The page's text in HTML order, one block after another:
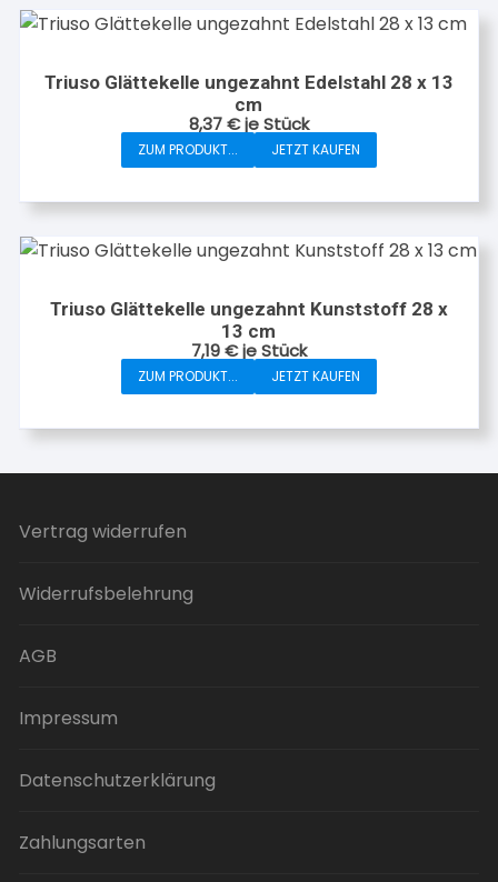
mehrere
Die
Optionen
können
auf
der
gewählt
Triuso Glättekelle ungezahnt Edelstahl 28 x 13
cm
8,37€je Stück
ZUM PRODUKT... JETZT KAUFEN
Triuso Glättekelle ungezahnt Kunststoff 28 x
13 cm
7,19€je Stück
ZUM PRODUKT... JETZT KAUFEN
Vertrag widerrufen
Widerrufsbelehrung
AGB
Impressum
Datenschutzerklärung
Zahlungsarten